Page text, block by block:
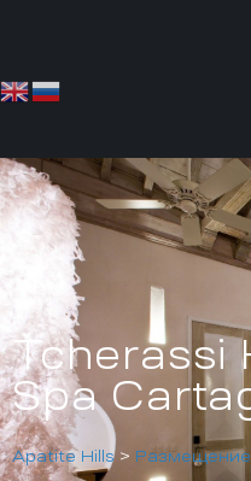
Tcherassi
Spa
Apatite Hills > Размещение